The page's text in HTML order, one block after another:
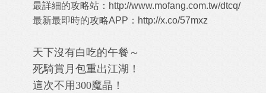
最詳細的攻略站： http://www.mofang.com.tw/dtcq/
最新最即時的攻略APP： http://x.co/57mxz
天下沒有白吃的午餐～
死騎賞月包重出江湖！
這次不用300魔晶！